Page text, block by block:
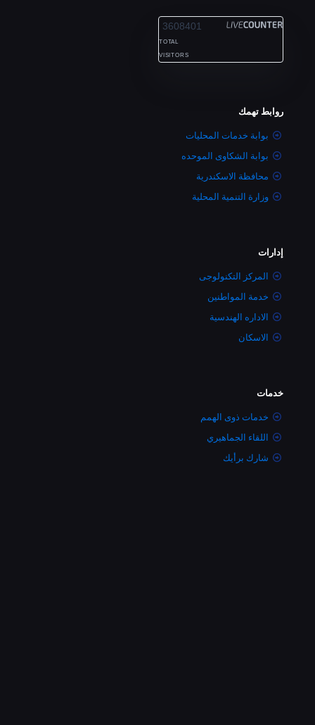
3608401
TOTAL
VISITORS
روابط تهمك
بوابة خدمات المحليات
بوابة الشكاوى الموحده
محافظة الاسكندرية
وزارة التنمية المحلية
إدارات
المركز التكنولوجى
خدمة المواطنين
الاداره الهندسية
الاسكان
خدمات
خدمات ذوى الهمم
اللقاء الجماهيري
شارك برأيك